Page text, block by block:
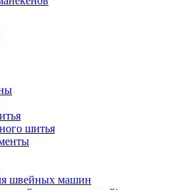
шитья
швейных машин